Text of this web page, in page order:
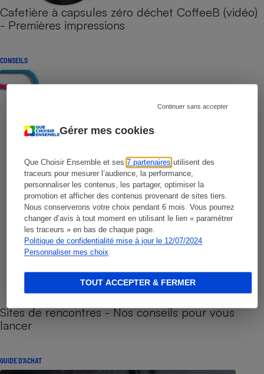
Gérer mes cookies
Que Choisir Ensemble et ses7 partenaires utilisent des
traceurs pour mesurer l’audience, la performance,
personnaliser les contenus, les partager, optimiser la
promotion et afficher des contenus provenant de sites tiers.
Nous conserverons votre choix pendant 6 mois. Vous pourrez
changer d’avis à tout moment en utilisant le lien « paramétrer
les traceurs » en bas de chaque page.
Politique de confidentialité mise à jour le 12/07/2024
Personnaliser mes choix
Continuer sans accepter
TOUT ACCEPTER & FERMER
Cafetière à capsules zéro déchet CoffeeB (vidéo)
- Premières impressions
CONSEILS
Sites de rencontres - Nos conseils pour vous
lancer
GUIDE D'ACHAT